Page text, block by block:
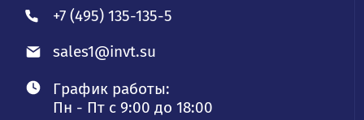
+7 (495) 135-135-5
sales1@invt.su
График работы:
Пн - Пт с 9:00 до 18:00